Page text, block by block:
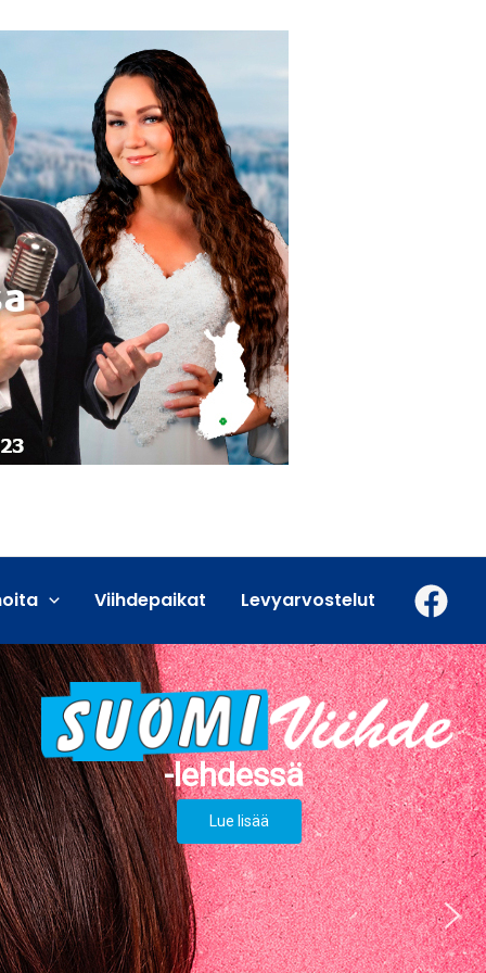
Viihdepaikat Levyarvostelut
Lue lisää